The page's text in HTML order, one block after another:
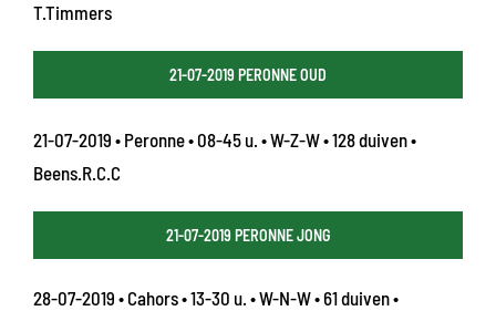
T.Timmers
21-07-2019 PERONNE OUD
21-07-2019 • Peronne • 08-45 u. • W-Z-W • 128 duiven •
Beens.R.C.C
21-07-2019 PERONNE JONG
28-07-2019 • Cahors • 13-30 u. • W-N-W • 61 duiven •